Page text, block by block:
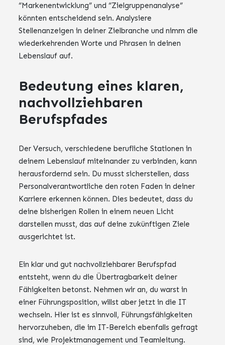
“Markenentwicklung” und “Zielgruppenanalyse”
könnten entscheidend sein. Analysiere
Stellenanzeigen in deiner Zielbranche und nimm die
wiederkehrenden Worte und Phrasen in deinen
Lebenslauf auf.
Bedeutung eines klaren,
nachvollziehbaren
Berufspfades
Der Versuch, verschiedene berufliche Stationen in
deinem Lebenslauf miteinander zu verbinden, kann
herausfordernd sein. Du musst sicherstellen, dass
Personalverantwortliche den roten Faden in deiner
Karriere erkennen können. Dies bedeutet, dass du
deine bisherigen Rollen in einem neuen Licht
darstellen musst, das auf deine zukünftigen Ziele
ausgerichtet ist.
Ein klar und gut nachvollziehbarer Berufspfad
entsteht, wenn du die Übertragbarkeit deiner
Fähigkeiten betonst. Nehmen wir an, du warst in
einer Führungsposition, willst aber jetzt in die IT
wechseln. Hier ist es sinnvoll, Führungsfähigkeiten
hervorzuheben, die im IT-Bereich ebenfalls gefragt
sind, wie Projektmanagement und Teamleitung.